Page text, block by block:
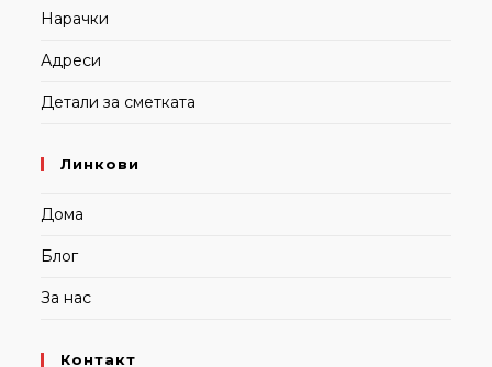
Нарачки
Адреси
Детали за сметката
Линкови
Дома
Блог
За нас
Контакт